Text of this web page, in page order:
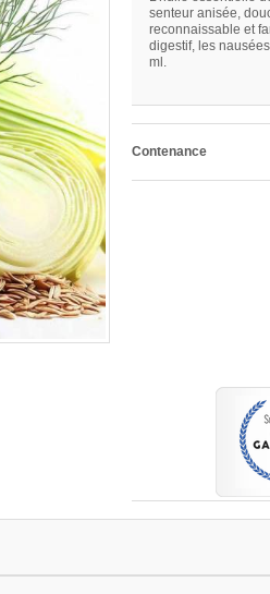
senteur anisée,
reconnaissable et
digestif, les
ml.
Contenance